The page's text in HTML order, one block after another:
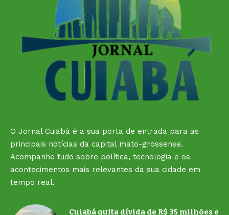
O Jornal Cuiabá é a sua porta de entrada para as
principais notícias da capital mato-grossense.
Acompanhe tudo sobre política, tecnologia e os
acontecimentos mais relevantes da sua cidade em
tempo real.
Cuiabá quita dívida de R$ 35 milhões e